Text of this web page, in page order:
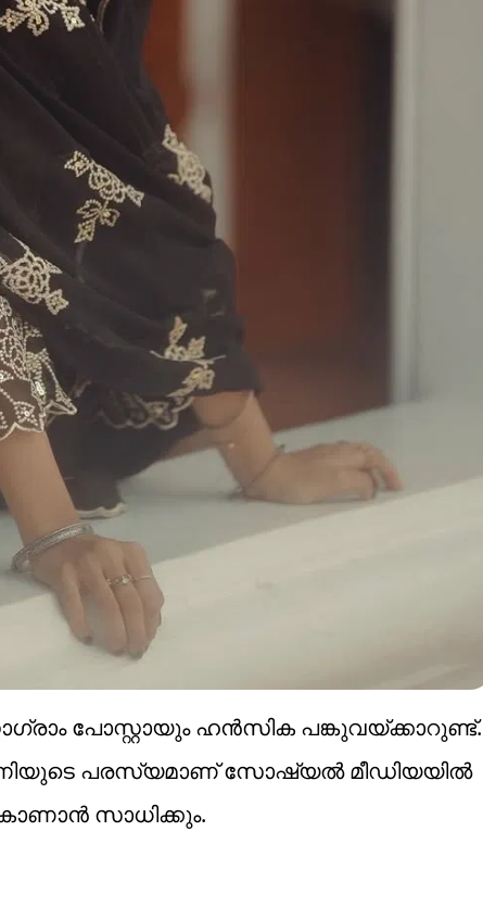
പോസ്റ്റായും ഹൻസിക പങ്കുവയ്ക്കാറുണ്ട്.
പരസ്യമാണ് സോഷ്യൽ മീഡിയയിൽ
സാധിക്കും.